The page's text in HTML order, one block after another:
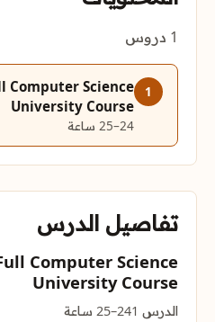
1 دروس
1
Computer Science
University Course
24–25 ساعة
تفاصيل الدرس
Computer Science
University Course
الدرس 1 24–25 ساعة